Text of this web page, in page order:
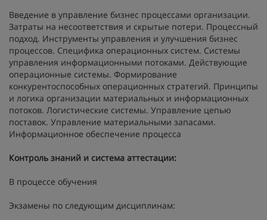
Введение в управление бизнес процессами организации.
Затраты на несоответствия и скрытые потери. Процессный
подход. Инструменты управления и улучшения бизнес
процессов. Специфика операционных систем. Системы
управления информационными потоками. Действующие
операционные системы. Формирование
конкурентоспособных операционных стратегий. Принципы
и логика организации материальных и информационных
потоков. Логистические системы. Управление цепью
поставок. Управление материальными запасами.
Информационное обеспечение процесса
Контроль знаний и система аттестации:
В процессе обучения
Экзамены по следующим дисциплинам: